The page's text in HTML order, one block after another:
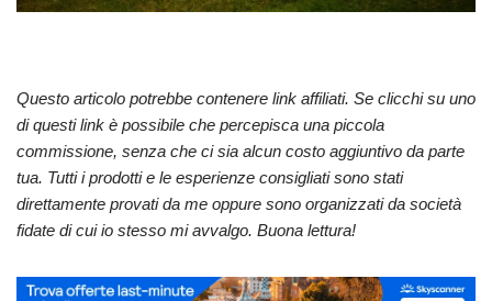
Questo articolo potrebbe contenere link affiliati. Se clicchi su uno
di questi link è possibile che percepisca una piccola
commissione, senza che ci sia alcun costo aggiuntivo da parte
tua. Tutti i prodotti e le esperienze consigliati sono stati
direttamente provati da me oppure sono organizzati da società
fidate di cui io stesso mi avvalgo. Buona lettura!